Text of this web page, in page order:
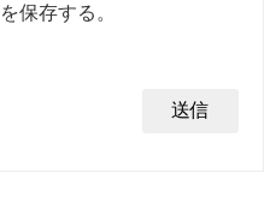
保存する。